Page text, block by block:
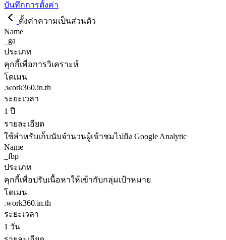
บันทึกการตั้งค่า
ตั้งค่าความเป็นส่วนตัว
Name
_ga
ประเภท
คุกกี้เพื่อการวิเคราะห์
โดเมน
.work360.in.th
ระยะเวลา
1 ปี
รายละเอียด
ใช้สำหรับเก็บนับจำนวนผู้เข้าชมไปยัง Google Analytic
Name
_fbp
ประเภท
คุกกี้เพื่อปรับเนื้อหาให้เข้ากับกลุ่มเป้าหมาย
โดเมน
.work360.in.th
ระยะเวลา
1 วัน